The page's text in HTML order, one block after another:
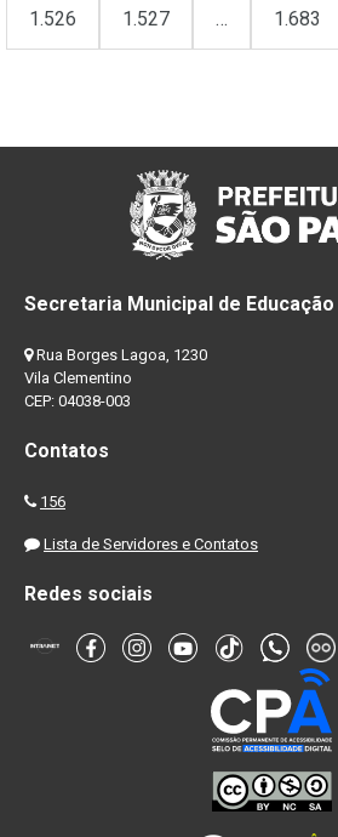
1.526 1.527 … 1.683
Secretaria Municipal de Educação
Rua Borges Lagoa, 1230
Vila Clementino
CEP: 04038-003
Contatos
156
Lista de Servidores e Contatos
Redes sociais